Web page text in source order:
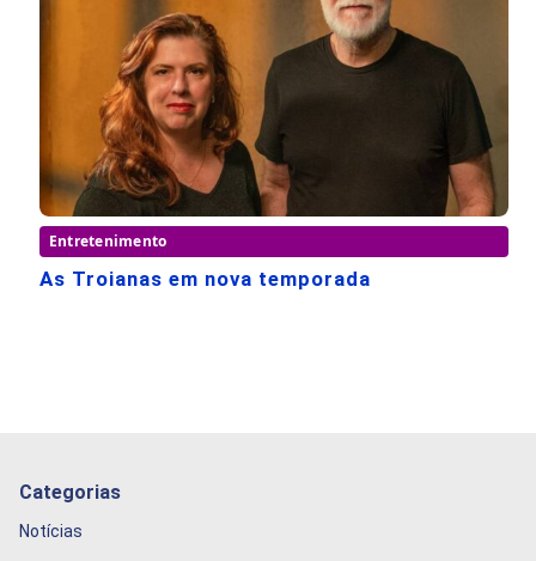
Entretenimento
As Troianas em nova temporada
Categorias
Notícias